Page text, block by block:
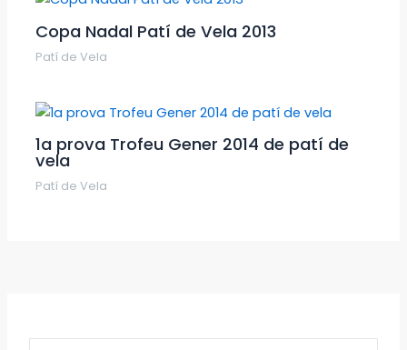
Copa Nadal Patí de Vela 2013
Patí de Vela
1a prova Trofeu Gener 2014 de patí de
vela
Patí de Vela